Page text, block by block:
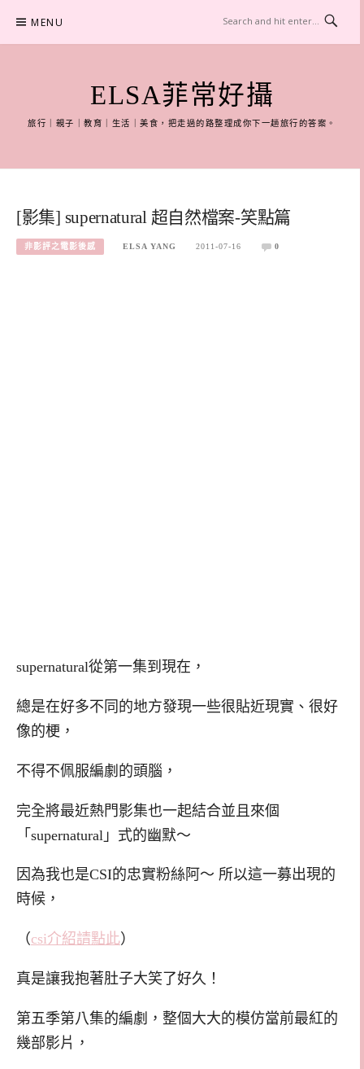
content
MENU
ELSA菲常好攝
旅行｜親子｜教育｜生活｜美食，把走過的路整理成你下一趟旅行的答案。
[影集] supernatural 超自然檔案-笑點篇
非影評之電影後感 ELSA YANG 2011-07-16 0
supernatural從第一集到現在，
總是在好多不同的地方發現一些很貼近現實、很好
像的梗，
不得不佩服編劇的頭腦，
完全將最近熱門影集也一起結合並且來個
「supernatural」式的幽默～
因為我也是CSI的忠實粉絲阿～ 所以這一募出現的
時候，
（csi介紹請點此）
真是讓我抱著肚子大笑了好久！
第五季第八集的編劇，整個大大的模仿當前最紅的
幾部影片，